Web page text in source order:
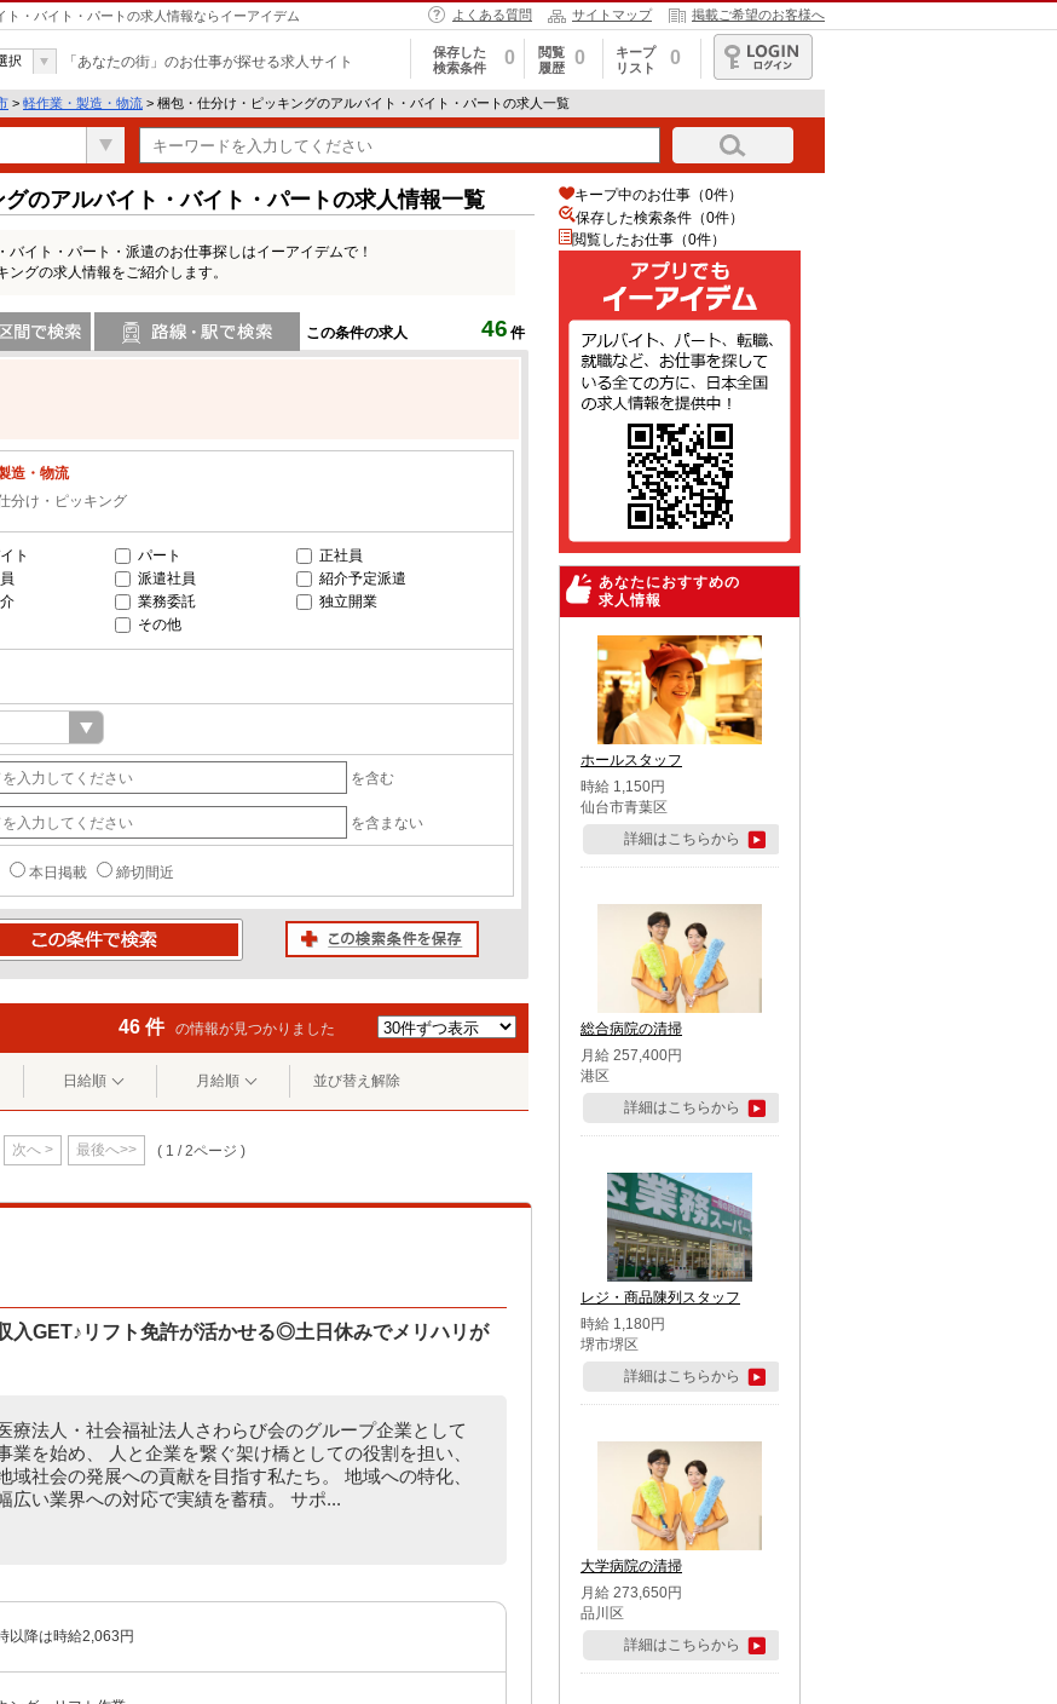
・バイト・パートの求人情報ならイーアイデム よくある質問 サイトマップ 掲載ご希望のお客様へ
択 「あなたの街」のお仕事が探せる求人サイト
保存した
検索条件
0
閲覧
履歴
0
キープ
リスト
0
ログイン
> 軽作業・製造・物流 > 梱包・仕分け・ピッキングのアルバイト・バイト・パートの求人一覧
のアルバイト・バイト・パートの求人情報一覧
イト・パート・派遣のお仕事探しはイーアイデムで！
グの求人情報をご紹介します。
この条件の求人 46 件
造・物流
分け・ピッキング
ト パート
正社員
派遣社員
紹介予定派遣
業務委託
独立開業
その他
を含む
を含まない
本日掲載 締切間近
46 件 の情報が見つかりました
日給順 月給順 並び替え解除
次へ > 最後へ>> ( 1 / 2ページ )
入GET♪リフト免許が活かせる◎土日休みでメリハリが
療法人・社会福祉法人さわらび会のグループ企業として
業を始め、 人と企業を繋ぐ架け橋としての役割を担い、
域社会の発展への貢献を目指す私たち。 地域への特化、
広い業界への対応で実績を蓄積。 サポ...
降は時給2,063円
キープ中のお仕事（0件）
保存した検索条件（0件）
閲覧したお仕事（0件）
あなたにおすすめの
求人情報
ホールスタッフ
時給 1,150円
仙台市青葉区
詳細はこちらから
総合病院の清掃
月給 257,400円
港区
詳細はこちらから
レジ・商品陳列スタッフ
時給 1,180円
堺市堺区
詳細はこちらから
大学病院の清掃
月給 273,650円
品川区
詳細はこちらから